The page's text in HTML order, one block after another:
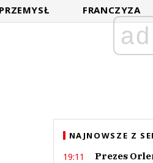
PRZEMYSŁ FRANCZYZA
ad
NAJNOWSZE Z
19:11
Prezes